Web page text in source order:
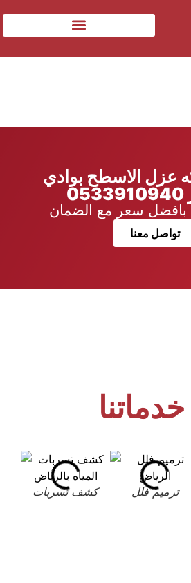
عزل الاسطح بوادي
بافضل سعر مع الضمان
تواصل معنا
خدماتنا
كشف تسربات ترميم فلل